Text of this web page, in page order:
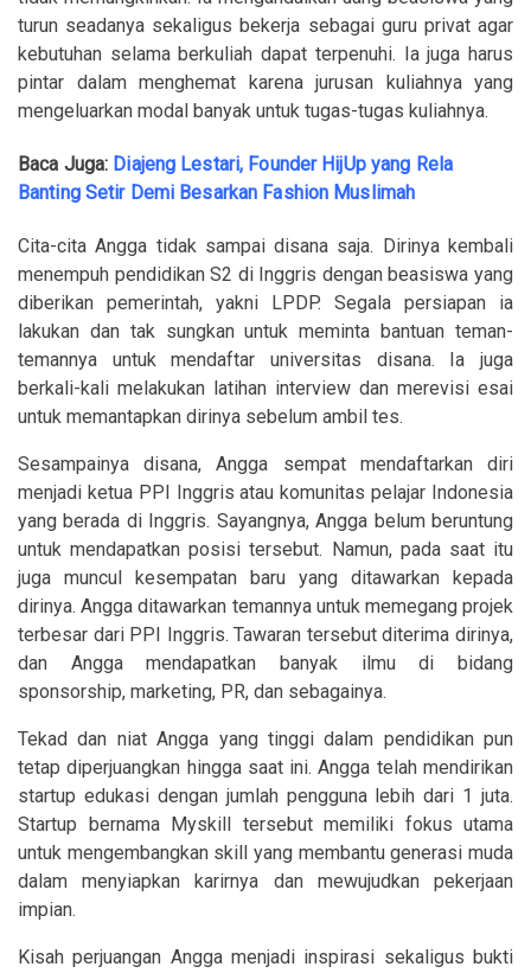
turun seadanya sekaligus bekerja sebagai guru privat agar
kebutuhan selama berkuliah dapat terpenuhi. Ia juga harus
pintar dalam menghemat karena jurusan kuliahnya yang
mengeluarkan modal banyak untuk tugas-tugas kuliahnya.
Baca Juga: Diajeng Lestari, Founder HijUp yang Rela
Banting Setir Demi Besarkan Fashion Muslimah
Cita-cita Angga tidak sampai disana saja. Dirinya kembali
menempuh pendidikan S2 di Inggris dengan beasiswa yang
diberikan pemerintah, yakni LPDP. Segala persiapan ia
lakukan dan tak sungkan untuk meminta bantuan teman-
temannya untuk mendaftar universitas disana. Ia juga
berkali-kali melakukan latihan interview dan merevisi esai
untuk memantapkan dirinya sebelum ambil tes.
Sesampainya disana, Angga sempat mendaftarkan diri
menjadi ketua PPI Inggris atau komunitas pelajar Indonesia
yang berada di Inggris. Sayangnya, Angga belum beruntung
untuk mendapatkan posisi tersebut. Namun, pada saat itu
juga muncul kesempatan baru yang ditawarkan kepada
dirinya. Angga ditawarkan temannya untuk memegang projek
terbesar dari PPI Inggris. Tawaran tersebut diterima dirinya,
dan Angga mendapatkan banyak ilmu di bidang
sponsorship, marketing, PR, dan sebagainya.
Tekad dan niat Angga yang tinggi dalam pendidikan pun
tetap diperjuangkan hingga saat ini. Angga telah mendirikan
startup edukasi dengan jumlah pengguna lebih dari 1 juta.
Startup bernama Myskill tersebut memiliki fokus utama
untuk mengembangkan skill yang membantu generasi muda
dalam menyiapkan karirnya dan mewujudkan pekerjaan
impian.
Kisah perjuangan Angga menjadi inspirasi sekaligus bukti